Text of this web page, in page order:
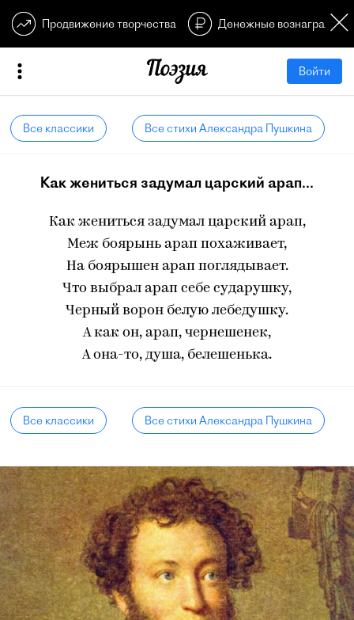
Продвижение творчества Денежные
Войти
Все классики Все стихи Александра Пушкина
Как жениться задумал царский арап...
Как жениться задумал царский арап,
Меж боярынь арап похаживает,
На боярышен арап поглядывает.
Что выбрал арап себе сударушку,
Черный ворон белую лебедушку.
А как он, арап, чернешенек,
А она-то, душа, белешенька.
Все классики Все стихи Александра Пушкина